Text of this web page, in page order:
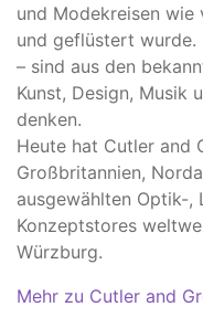
und Modekreisen
und geflüstert wurde.
– sind aus den
Kunst, Design, Musik
denken.
Heute hat Cutler and
Großbritannien,
ausgewählten Optik-,
Konzeptstores
Würzburg.
Mehr zu Cutler and